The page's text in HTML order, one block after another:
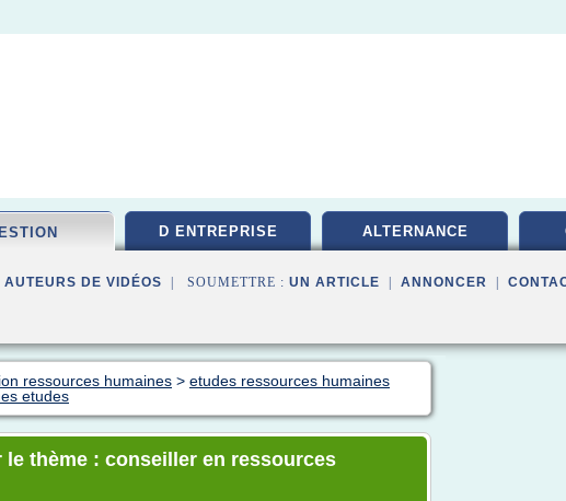
D ENTREPRISE ALTERNANCE
AUTEURS DE VIDÉOS | SOUMETTRE : UN ARTICLE ANNONCER
ressources humaines > etudes ressources humaines
etudes
thème : conseiller en ressources